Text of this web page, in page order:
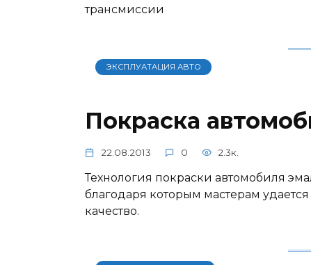
трансмиссии
ЭКСПЛУАТАЦИЯ АВТО
Покраска
22.08.2013 0 2.3к.
Технология покраски автомобиля
благодаря которым мастерам
качество.